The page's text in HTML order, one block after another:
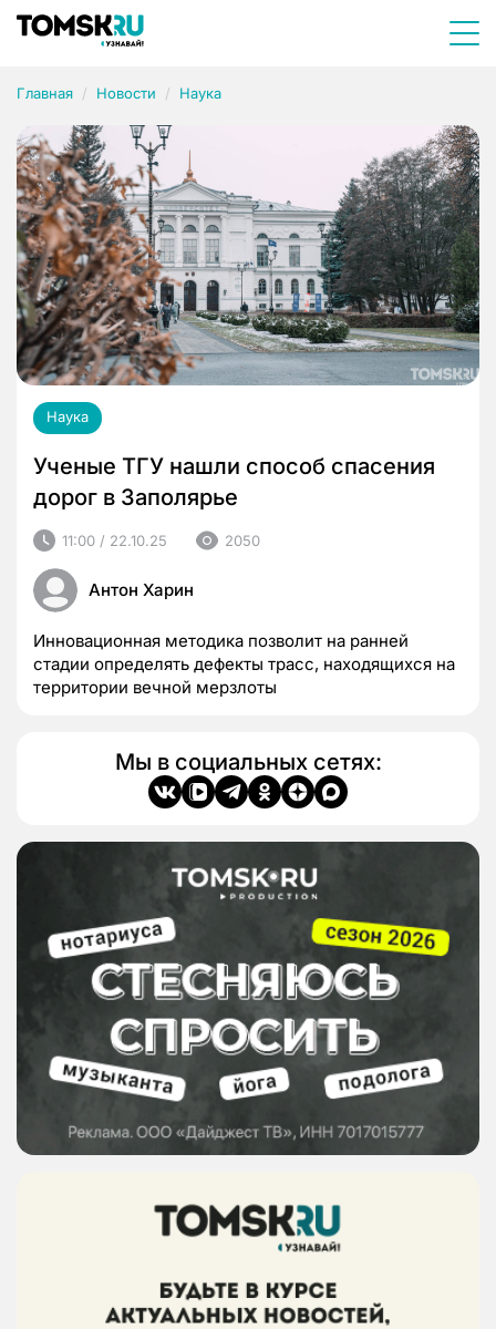
Главная Новости Наука
Наука
Ученые ТГУ нашли способ спасения
дорог в Заполярье
11:00 / 22.10.25 2050
Антон Харин
Инновационная методика позволит на ранней
стадии определять дефекты трасс, находящихся на
территории вечной мерзлоты
Мы в социальных сетях: